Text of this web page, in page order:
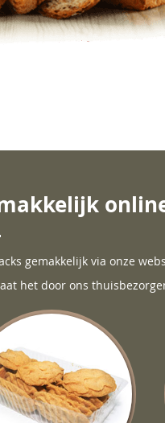
gemakkelijk via onze
het door ons